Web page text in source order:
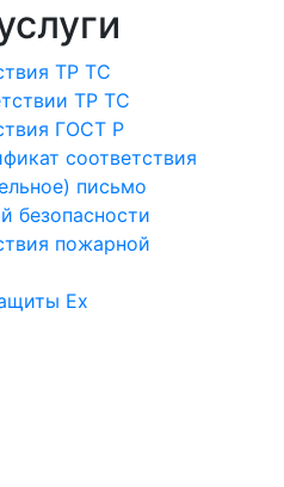
ТР ТС
ТР ТС
ГОСТ Р
соответствия
письмо
безопасности
пожарной
Ех